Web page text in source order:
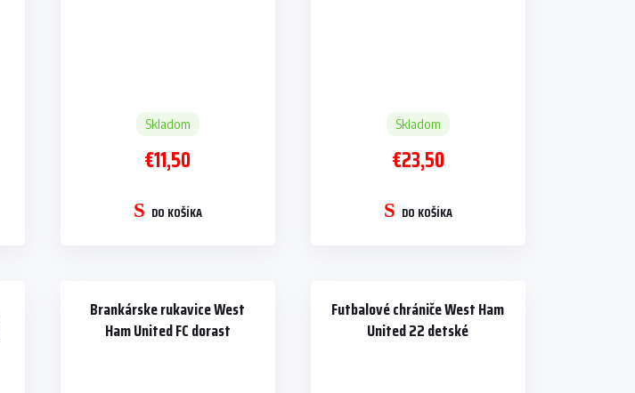
Skladom
€11,50
DO KOŠÍKA
Skladom
€23,50
DO KOŠÍKA
Brankárske rukavice West
Ham United FC dorast
Futbalové chrániče West Ham
United 22 detské